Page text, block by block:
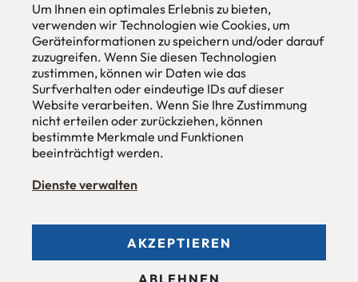
Um Ihnen ein optimales Erlebnis zu bieten,
verwenden wir Technologien wie Cookies, um
Geräteinformationen zu speichern und/oder darauf
zuzugreifen. Wenn Sie diesen Technologien
zustimmen, können wir Daten wie das
Surfverhalten oder eindeutige IDs auf dieser
Website verarbeiten. Wenn Sie Ihre Zustimmung
nicht erteilen oder zurückziehen, können
bestimmte Merkmale und Funktionen
beeinträchtigt werden.
Dienste verwalten
AKZEPTIEREN
ABLEHNEN
Individuelles Wohndesign
ohne Mehrpreis nach Maß
Hans Pinsel-Str. 1
im DreierHaus
85540Haar / München
089 / 420 44 535
Fax
089 / 456 00 646
E-Mail
mail@urbana-moebel.de
Öffnungszeiten des
Montag bis Freitag 09:30 — 18:30 Uhr
Samstag 09:30 -16:00 Uhr
Allgemeine Geschäftsbedingungen (AGB)